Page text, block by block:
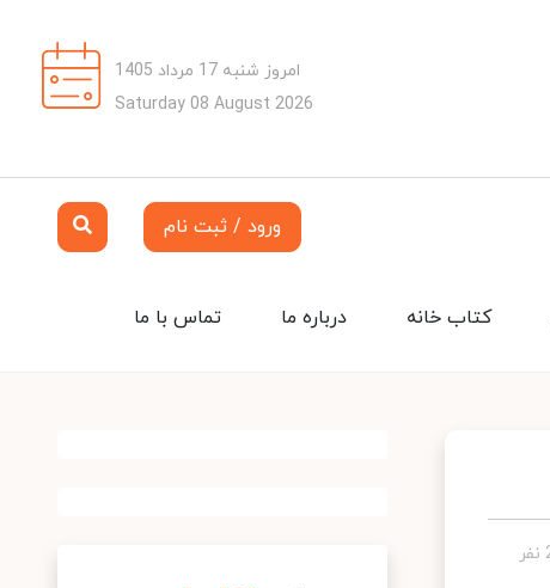
امروز شنبه 17 مرداد 1405
Saturday 08 August 2026
ورود / ثبت نام
تماس با ما درباره ما کتاب خانه